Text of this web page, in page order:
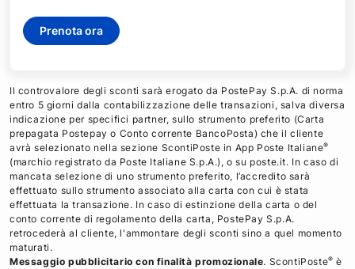
Prenota ora
Il controvalore degli sconti sarà erogato da PostePay S.p.A. di norma
entro 5 giorni dalla contabilizzazione delle transazioni, salva diversa
indicazione per specifici partner, sullo strumento preferito (Carta
prepagata Postepay o Conto corrente BancoPosta) che il cliente
avrà selezionato nella sezione ScontiPoste in App Poste Italiane®
(marchio registrato da Poste Italiane S.p.A.), o su poste.it. In caso di
mancata selezione di uno strumento preferito, l’accredito sarà
effettuato sullo strumento associato alla carta con cui è stata
effettuata la transazione. In caso di estinzione della carta o del
conto corrente di regolamento della carta, PostePay S.p.A.
retrocederà al cliente, l'ammontare degli sconti sino a quel momento
maturati.
Messaggio pubblicitario con finalità promozionale. ScontiPoste® è